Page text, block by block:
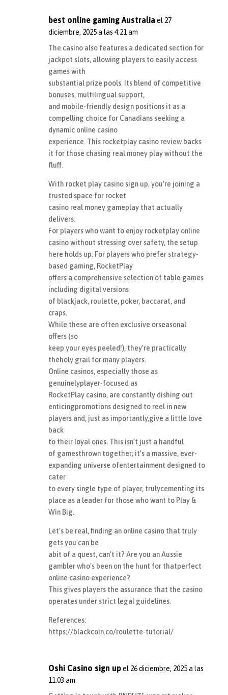
best online gaming Australia el 27
diciembre, 2025 a las 4:21 am
The casino also features a dedicated section for
jackpot slots, allowing players to easily access
games with
substantial prize pools. Its blend of competitive
bonuses, multilingual support,
and mobile-friendly design positions it as a
compelling choice for Canadians seeking a
dynamic online casino
experience. This rocketplay casino review backs
it for those chasing real money play without the
fluff.
With rocket play casino sign up, you’re joining a
trusted space for rocket
casino real money gameplay that actually
delivers.
For players who want to enjoy rocketplay online
casino without stressing over safety, the setup
here holds up. For players who prefer strategy-
based gaming, RocketPlay
offers a comprehensive selection of table games
including digital versions
of blackjack, roulette, poker, baccarat, and
craps.
While these are often exclusive orseasonal
offers (so
keep your eyes peeled!), they’re practically
theholy grail for many players.
Online casinos, especially those as
genuinelyplayer-focused as
RocketPlay casino, are constantly dishing out
enticingpromotions designed to reel in new
players and, just as importantly,give a little love
back
to their loyal ones. This isn’t just a handful
of gamesthrown together; it’s a massive, ever-
expanding universe ofentertainment designed to
cater
to every single type of player, trulycementing its
place as a leader for those who want to Play &
Win Big.
Let’s be real, finding an online casino that truly
gets you can be
abit of a quest, can’t it? Are you an Aussie
gambler who’s been on the hunt for thatperfect
online casino experience?
This gives players the assurance that the casino
operates under strict legal guidelines.
References:
https://blackcoin.co/roulette-tutorial/
Oshi Casino sign up el 26 diciembre, 2025 a las
11:03 am